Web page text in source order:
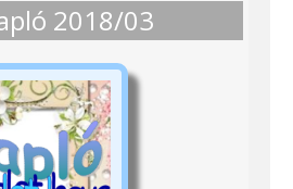
2018/03